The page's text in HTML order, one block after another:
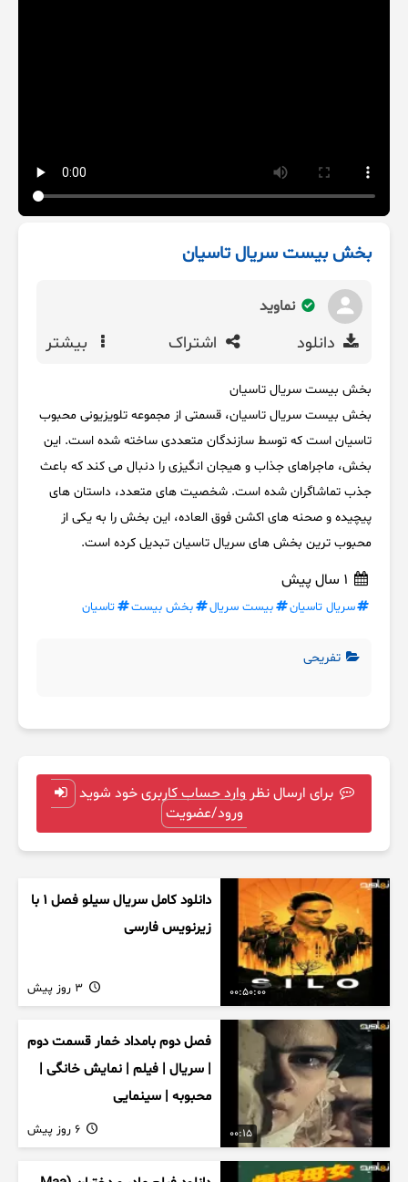
بخش بیست سریال تاسیان
نماوید
دانلود اشتراک بیشتر
بخش بیست سریال تاسیان
بخش بیست سریال تاسیان، قسمتی از مجموعه تلویزیونی محبوب
تاسیان است که توسط سازندگان متعددی ساخته شده است. این
بخش، ماجراهای جذاب و هیجان انگیزی را دنبال می کند که باعث
جذب تماشاگران شده است. شخصیت های متعدد، داستان های
پیچیده و صحنه های اکشن فوق العاده، این بخش را به یکی از
محبوب ترین بخش های سریال تاسیان تبدیل کرده است.
سریال تاسیان بیست سریال بخش بیست تاسیان
تفریحی
برای ارسال نظر وارد حساب کاربری خود شوید
ورود/عضویت
00:50:00
دانلود کامل سریال سیلو فصل ۱ با
زیرنویس فارسی
00:15
فصل دوم بامداد خمار قسمت دوم
| سریال | فیلم | نمایش خانگی |
محبوبه | سینمایی